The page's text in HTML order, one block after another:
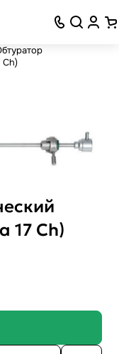
Ch)
17 Ch)